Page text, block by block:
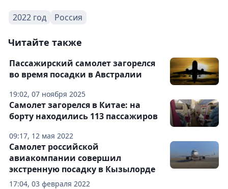
2022 год Россия
Читайте также
19:02, 07 ноября 2025
Пассажирский самолет загорелся
во время посадки в Австралии
09:17, 12 мая 2022
Самолет загорелся в Китае: на
борту находились 113 пассажиров
17:04, 03 февраля 2022
Самолет российской
авиакомпании совершил
экстренную посадку в Кызылорде